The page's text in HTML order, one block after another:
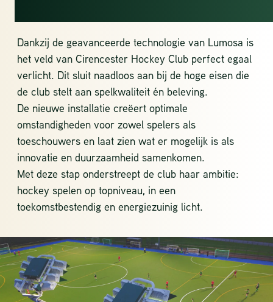
Dankzij de geavanceerde technologie van Lumosa is
het veld van Cirencester Hockey Club perfect egaal
verlicht. Dit sluit naadloos aan bij de hoge eisen die
de club stelt aan spelkwaliteit én beleving.
De nieuwe installatie creëert optimale
omstandigheden voor zowel spelers als
toeschouwers en laat zien wat er mogelijk is als
innovatie en duurzaamheid samenkomen.
Met deze stap onderstreept de club haar ambitie:
hockey spelen op topniveau, in een
toekomstbestendig en energiezuinig licht.